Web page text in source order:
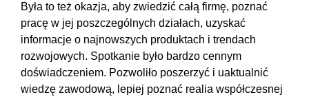
Była to też okazja, aby zwiedzić całą firmę, poznać
pracę w jej poszczególnych działach, uzyskać
informacje o najnowszych produktach i trendach
rozwojowych. Spotkanie było bardzo cennym
doświadczeniem. Pozwoliło poszerzyć i uaktualnić
wiedzę zawodową, lepiej poznać realia współczesnej